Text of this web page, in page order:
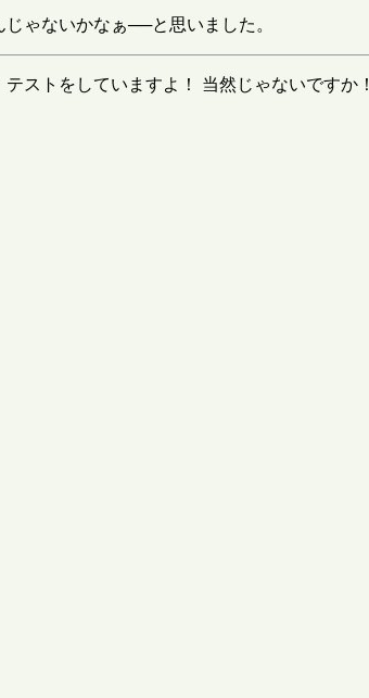
ゃないかなぁ──と思いました。
ストをしていますよ！ 当然じゃないですか！